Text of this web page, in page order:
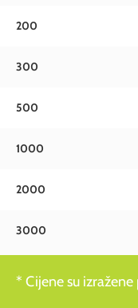
200
300
500
1000
2000
3000
* Cijene su